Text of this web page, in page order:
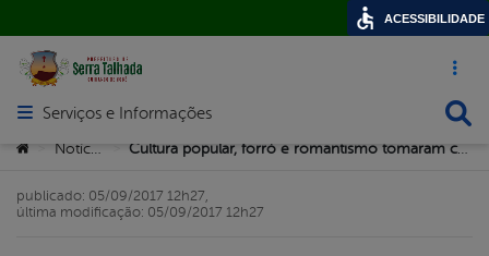
Acesso
Abrir menu principal de navegação
Serviços e Informações
Você está aqui:
> Notícias > Cultura popular, forró e romantismo tomaram conta do palco Cultura Viva
publicado: 05/09/2017 12h27,
última modificação: 05/09/2017 12h27
ACESSIBILIDADE